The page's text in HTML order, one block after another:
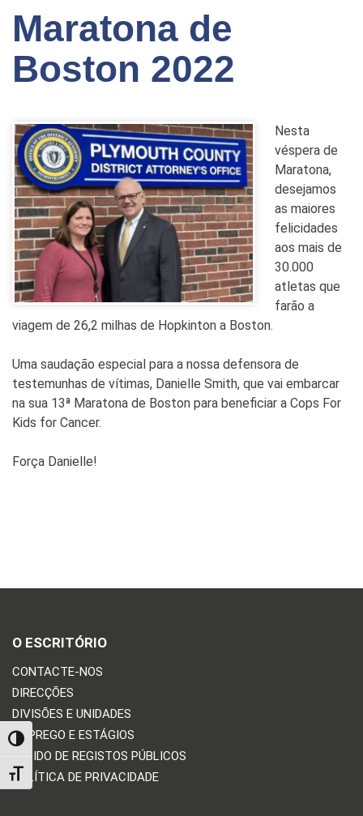
TOGGLE HIGH CONTRAST
TOGGLE FONT SIZE
Maratona de
Boston 2022
Nesta
véspera de
Maratona,
desejamos
as maiores
felicidades
aos mais de
30.000
atletas que
farão a
viagem de 26,2 milhas de Hopkinton a Boston.
Uma saudação especial para a nossa defensora de
testemunhas de vítimas, Danielle Smith, que vai embarcar
na sua 13ª Maratona de Boston para beneficiar a Cops For
Kids for Cancer.
Força Danielle!
O ESCRITÓRIO
CONTACTE-NOS
DIRECÇÕES
DIVISÕES E UNIDADES
EMPREGO E ESTÁGIOS
PEDIDO DE REGISTOS PÚBLICOS
POLÍTICA DE PRIVACIDADE